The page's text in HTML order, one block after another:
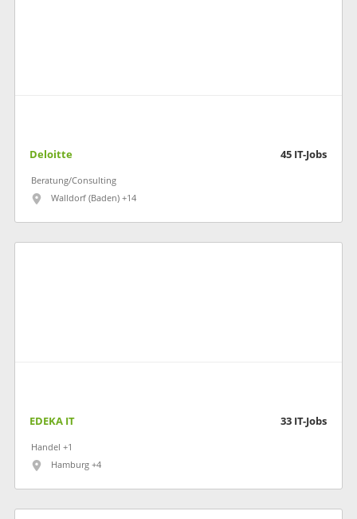
Deloitte 45 IT-Jobs
Beratung/Consulting
Walldorf (Baden) +14
EDEKA IT 33 IT-Jobs
Handel +1
Hamburg +4